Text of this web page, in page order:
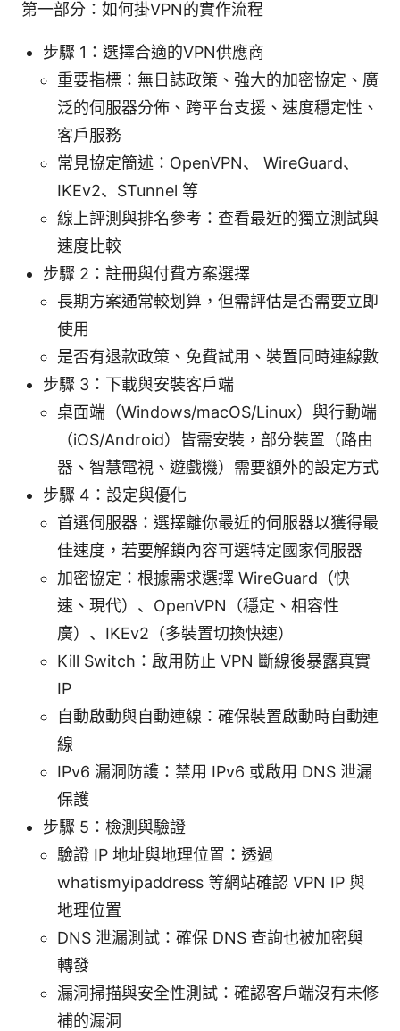
第一部分：如何掛VPN的實作流程
步驟 1：選擇合適的VPN供應商
重要指標：無日誌政策、強大的加密協定、廣
泛的伺服器分佈、跨平台支援、速度穩定性、
客戶服務
常見協定簡述：OpenVPN、 WireGuard、
IKEv2、STunnel 等
線上評測與排名參考：查看最近的獨立測試與
速度比較
步驟 2：註冊與付費方案選擇
長期方案通常較划算，但需評估是否需要立即
使用
是否有退款政策、免費試用、裝置同時連線數
步驟 3：下載與安裝客戶端
桌面端（Windows/macOS/Linux）與行動端
（iOS/Android）皆需安裝，部分裝置（路由
器、智慧電視、遊戲機）需要額外的設定方式
步驟 4：設定與優化
首選伺服器：選擇離你最近的伺服器以獲得最
佳速度，若要解鎖內容可選特定國家伺服器
加密協定：根據需求選擇 WireGuard（快
速、現代）、OpenVPN（穩定、相容性
廣）、IKEv2（多裝置切換快速）
Kill Switch：啟用防止 VPN 斷線後暴露真實
IP
自動啟動與自動連線：確保裝置啟動時自動連
線
IPv6 漏洞防護：禁用 IPv6 或啟用 DNS 泄漏
保護
步驟 5：檢測與驗證
驗證 IP 地址與地理位置：透過
whatismyipaddress 等網站確認 VPN IP 與
地理位置
DNS 泄漏測試：確保 DNS 查詢也被加密與
轉發
漏洞掃描與安全性測試：確認客戶端沒有未修
補的漏洞